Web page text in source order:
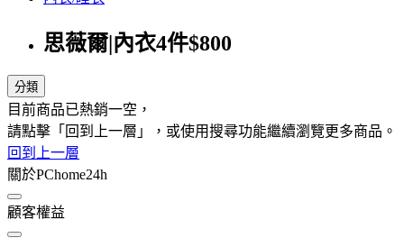
思薇爾|內衣4件$800
分類
目前商品已熱銷一空，
請點擊「回到上一層」，或使用搜尋功能繼續瀏覽更多商品。
回到上一層
關於PChome24h
顧客權益